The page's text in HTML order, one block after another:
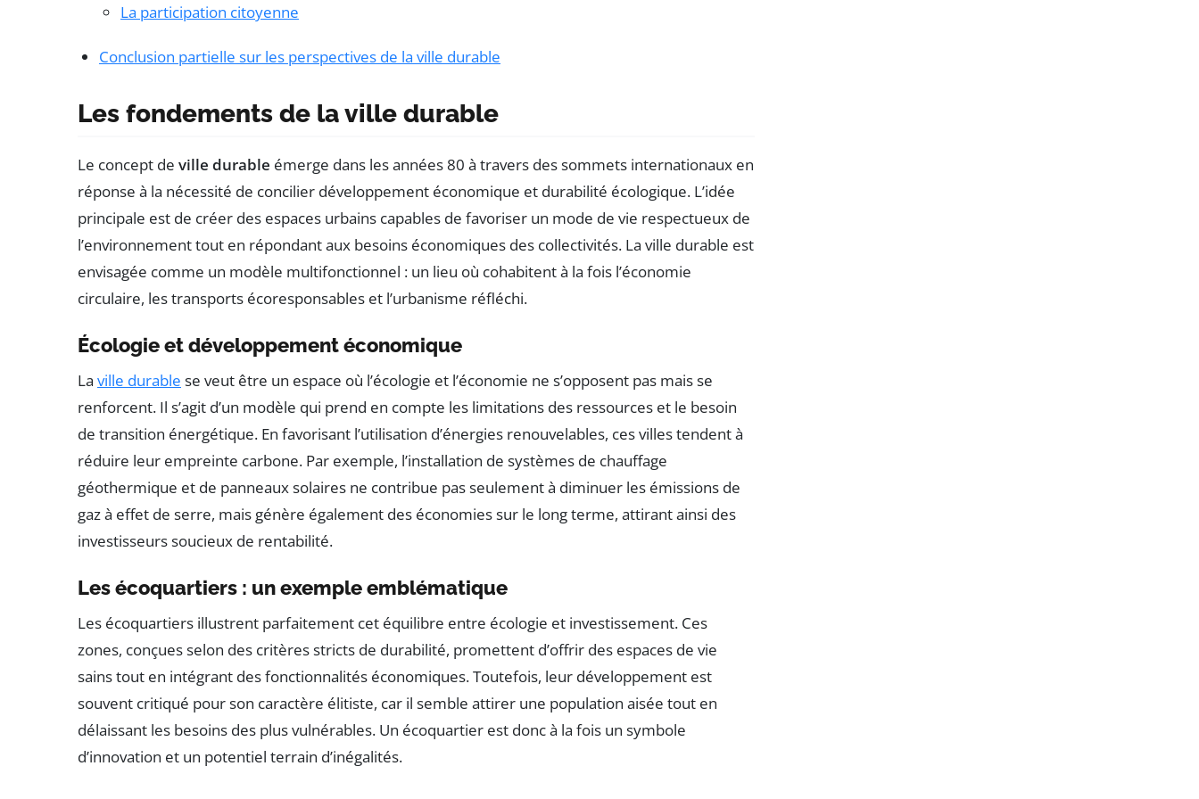
La participation citoyenne
Conclusion partielle sur les perspectives de la ville durable
Les fondements de la ville durable
Le concept de ville durable émerge dans les années 80 à travers des sommets internationaux en
réponse à la nécessité de concilier développement économique et durabilité écologique. L’idée
principale est de créer des espaces urbains capables de favoriser un mode de vie respectueux de
l’environnement tout en répondant aux besoins économiques des collectivités. La ville durable est
envisagée comme un modèle multifonctionnel : un lieu où cohabitent à la fois l’économie
circulaire, les transports écoresponsables et l’urbanisme réfléchi.
Écologie et développement économique
La ville durable se veut être un espace où l’écologie et l’économie ne s’opposent pas mais se
renforcent. Il s’agit d’un modèle qui prend en compte les limitations des ressources et le besoin
de transition énergétique. En favorisant l’utilisation d’énergies renouvelables, ces villes tendent à
réduire leur empreinte carbone. Par exemple, l’installation de systèmes de chauffage
géothermique et de panneaux solaires ne contribue pas seulement à diminuer les émissions de
gaz à effet de serre, mais génère également des économies sur le long terme, attirant ainsi des
investisseurs soucieux de rentabilité.
Les écoquartiers : un exemple emblématique
Les écoquartiers illustrent parfaitement cet équilibre entre écologie et investissement. Ces
zones, conçues selon des critères stricts de durabilité, promettent d’offrir des espaces de vie
sains tout en intégrant des fonctionnalités économiques. Toutefois, leur développement est
souvent critiqué pour son caractère élitiste, car il semble attirer une population aisée tout en
délaissant les besoins des plus vulnérables. Un écoquartier est donc à la fois un symbole
d’innovation et un potentiel terrain d’inégalités.